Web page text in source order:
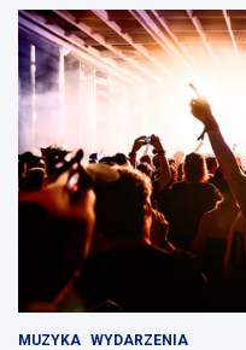
MUZYKA WYDARZENIA